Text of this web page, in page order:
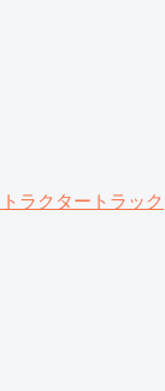
ラクタートラック